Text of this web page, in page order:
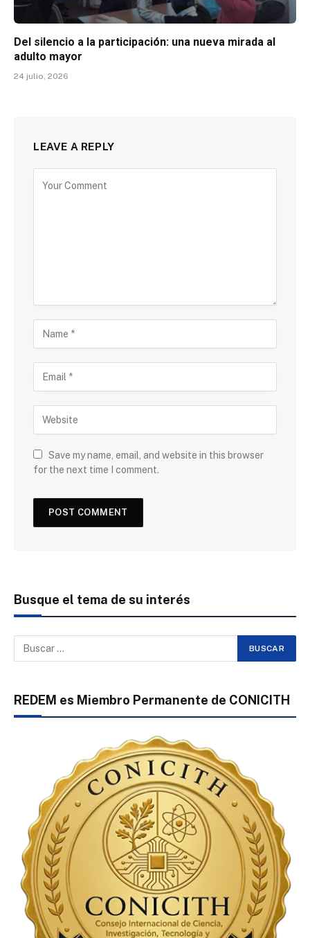
Del silencio a la participación: una nueva mirada al
adulto mayor
24 julio, 2026
LEAVE A REPLY
Save my name, email, and website in this browser
for the next time I comment.
Busque el tema de su interés
REDEM es Miembro Permanente de CONICITH